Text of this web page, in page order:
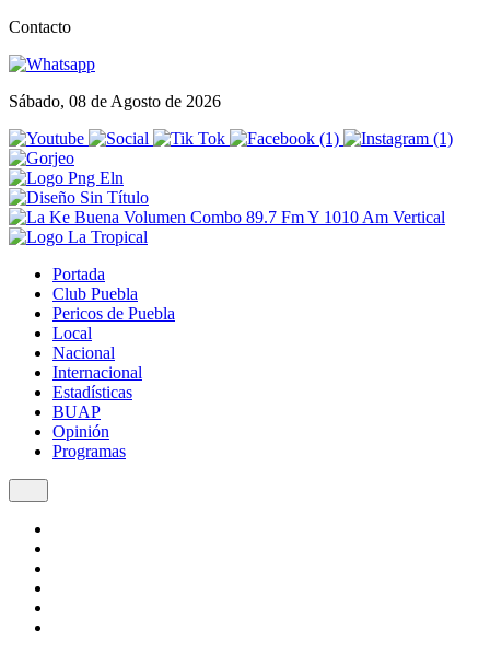
Contacto
Sábado, 08 de Agosto de 2026
Portada
Club Puebla
Pericos de Puebla
Local
Nacional
Internacional
Estadísticas
BUAP
Opinión
Programas